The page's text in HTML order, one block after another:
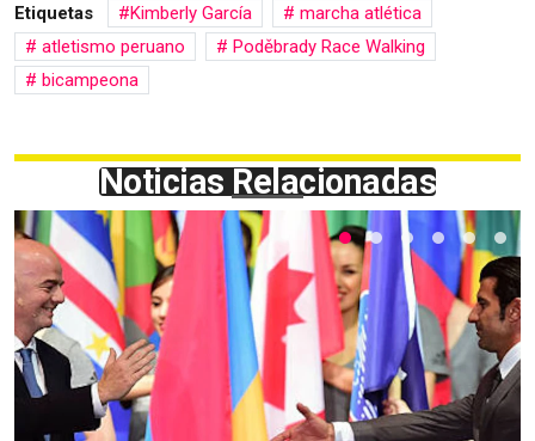
Etiquetas Kimberly García
marcha atlética
atletismo peruano
Poděbrady Race Walking
bicampeona
Noticias Relacionadas